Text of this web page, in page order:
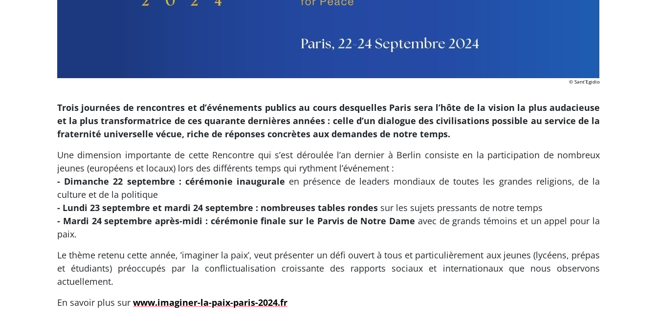
© Sant’Egidio
Trois journées de rencontres et d’événements publics au cours desquelles Paris sera l’hôte de la vision la plus audacieuse
et la plus transformatrice de ces quarante dernières années : celle d’un dialogue des civilisations possible au service de la
fraternité universelle vécue, riche de réponses concrètes aux demandes de notre temps.
Une dimension importante de cette Rencontre qui s’est déroulée l’an dernier à Berlin consiste en la participation de nombreux
jeunes (européens et locaux) lors des différents temps qui rythment l’événement :
- Dimanche 22 septembre : cérémonie inaugurale en présence de leaders mondiaux de toutes les grandes religions, de la
culture et de la politique
- Lundi 23 septembre et mardi 24 septembre : nombreuses tables rondes sur les sujets pressants de notre temps
- Mardi 24 septembre après-midi : cérémonie finale sur le Parvis de Notre Dame avec de grands témoins et un appel pour la
paix.
Le thème retenu cette année, ’imaginer la paix’, veut présenter un défi ouvert à tous et particulièrement aux jeunes (lycéens, prépas
et étudiants) préoccupés par la conflictualisation croissante des rapports sociaux et internationaux que nous observons
actuellement.
En savoir plus sur www.imaginer-la-paix-paris-2024.fr